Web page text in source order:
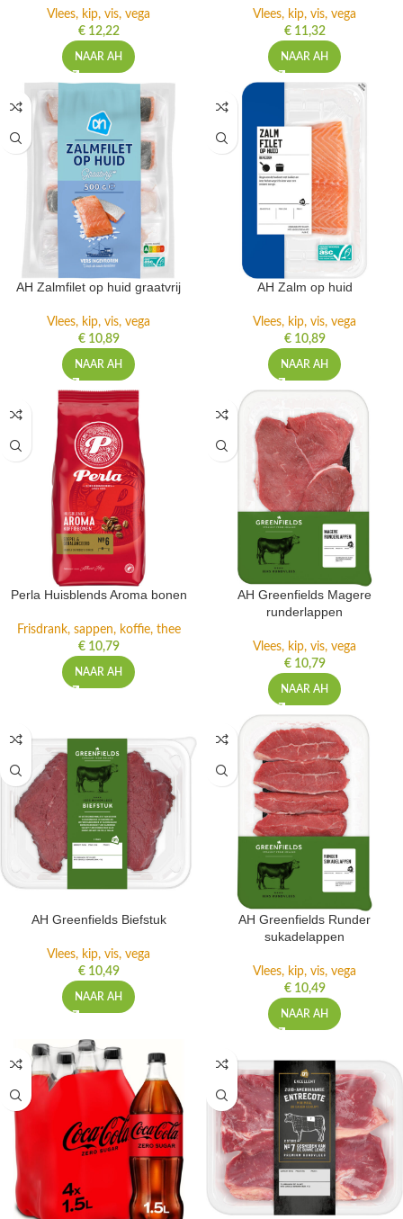
Vlees, kip, vis, vega
€12,22
NAAR AH
Vlees, kip, vis, vega
€11,32
NAAR AH
AH Zalmfilet op huid graatvrij
Vlees, kip, vis, vega
€10,89
NAAR AH
AH Zalm op huid
Vlees, kip, vis, vega
€10,89
NAAR AH
Perla Huisblends Aroma bonen
Frisdrank, sappen, koffie, thee
€10,79
NAAR AH
AH Greenfields Magere
runderlappen
Vlees, kip, vis, vega
€10,79
NAAR AH
AH Greenfields Biefstuk
Vlees, kip, vis, vega
€10,49
NAAR AH
AH Greenfields Runder
sukadelappen
Vlees, kip, vis, vega
€10,49
NAAR AH